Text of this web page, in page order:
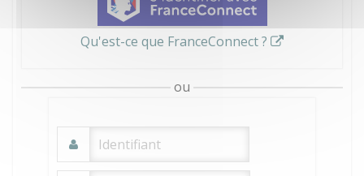
Qu'est-ce que FranceConnect ?
ou